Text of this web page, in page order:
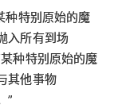
种特别原始的魔
入所有到场
种特别原始的魔
其他事物
”